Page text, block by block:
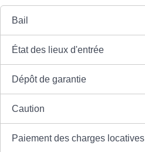
Bail
État des lieux d'entrée
Dépôt de garantie
Caution
Paiement des charges locatives